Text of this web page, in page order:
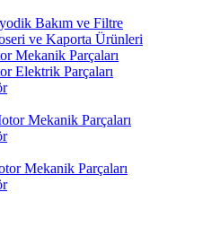
Bakım ve Filtre
ve Kaporta Ürünleri
Mekanik Parçaları
Elektrik Parçaları
Mekanik Parçaları
Mekanik Parçaları